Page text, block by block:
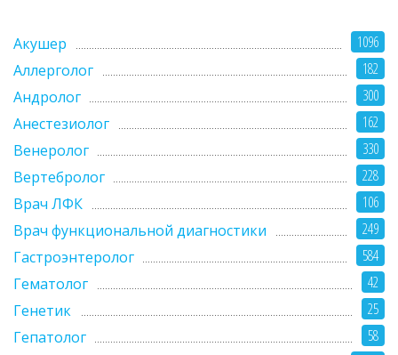
1096
Акушер
182
Аллерголог
300
Андролог
162
Анестезиолог
330
Венеролог
228
Вертебролог
106
Врач ЛФК
249
Врач функциональной диагностики
584
Гастроэнтеролог
42
Гематолог
25
Генетик
58
Гепатолог